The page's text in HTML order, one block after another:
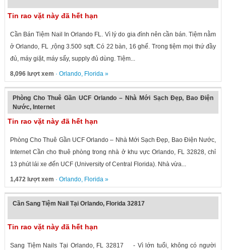
Tin rao vặt này đã hết hạn
Cần Bán Tiệm Nail In Orlando FL. Vì lý do gia đình nên cần bán. Tiệm nằm
ở Orlando, FL ,rộng 3.500 sqft. Có 22 bàn, 16 ghế. Trong tiệm mọi thứ đầy
đủ, máy giặt, máy sấy, supply đủ dùng. Tiệm...
8,096 lượt xem · Orlando, Florida»
Phòng Cho Thuê Gần UCF Orlando – Nhà Mới Sạch Đẹp, Bao Điện
Nước, Internet
Tin rao vặt này đã hết hạn
Phòng Cho Thuê Gần UCF Orlando – Nhà Mới Sạch Đẹp, Bao Điện Nước,
Internet Cần cho thuê phòng trong nhà ở khu vực Orlando, FL 32828, chỉ
13 phút lái xe đến UCF (University of Central Florida). Nhà vừa...
1,472 lượt xem · Orlando, Florida»
Cần Sang Tiệm Nail Tại Orlando, Florida 32817
Tin rao vặt này đã hết hạn
Sang Tiệm Nails Tại Orlando, FL 32817 - Vì lớn tuổi, không có người